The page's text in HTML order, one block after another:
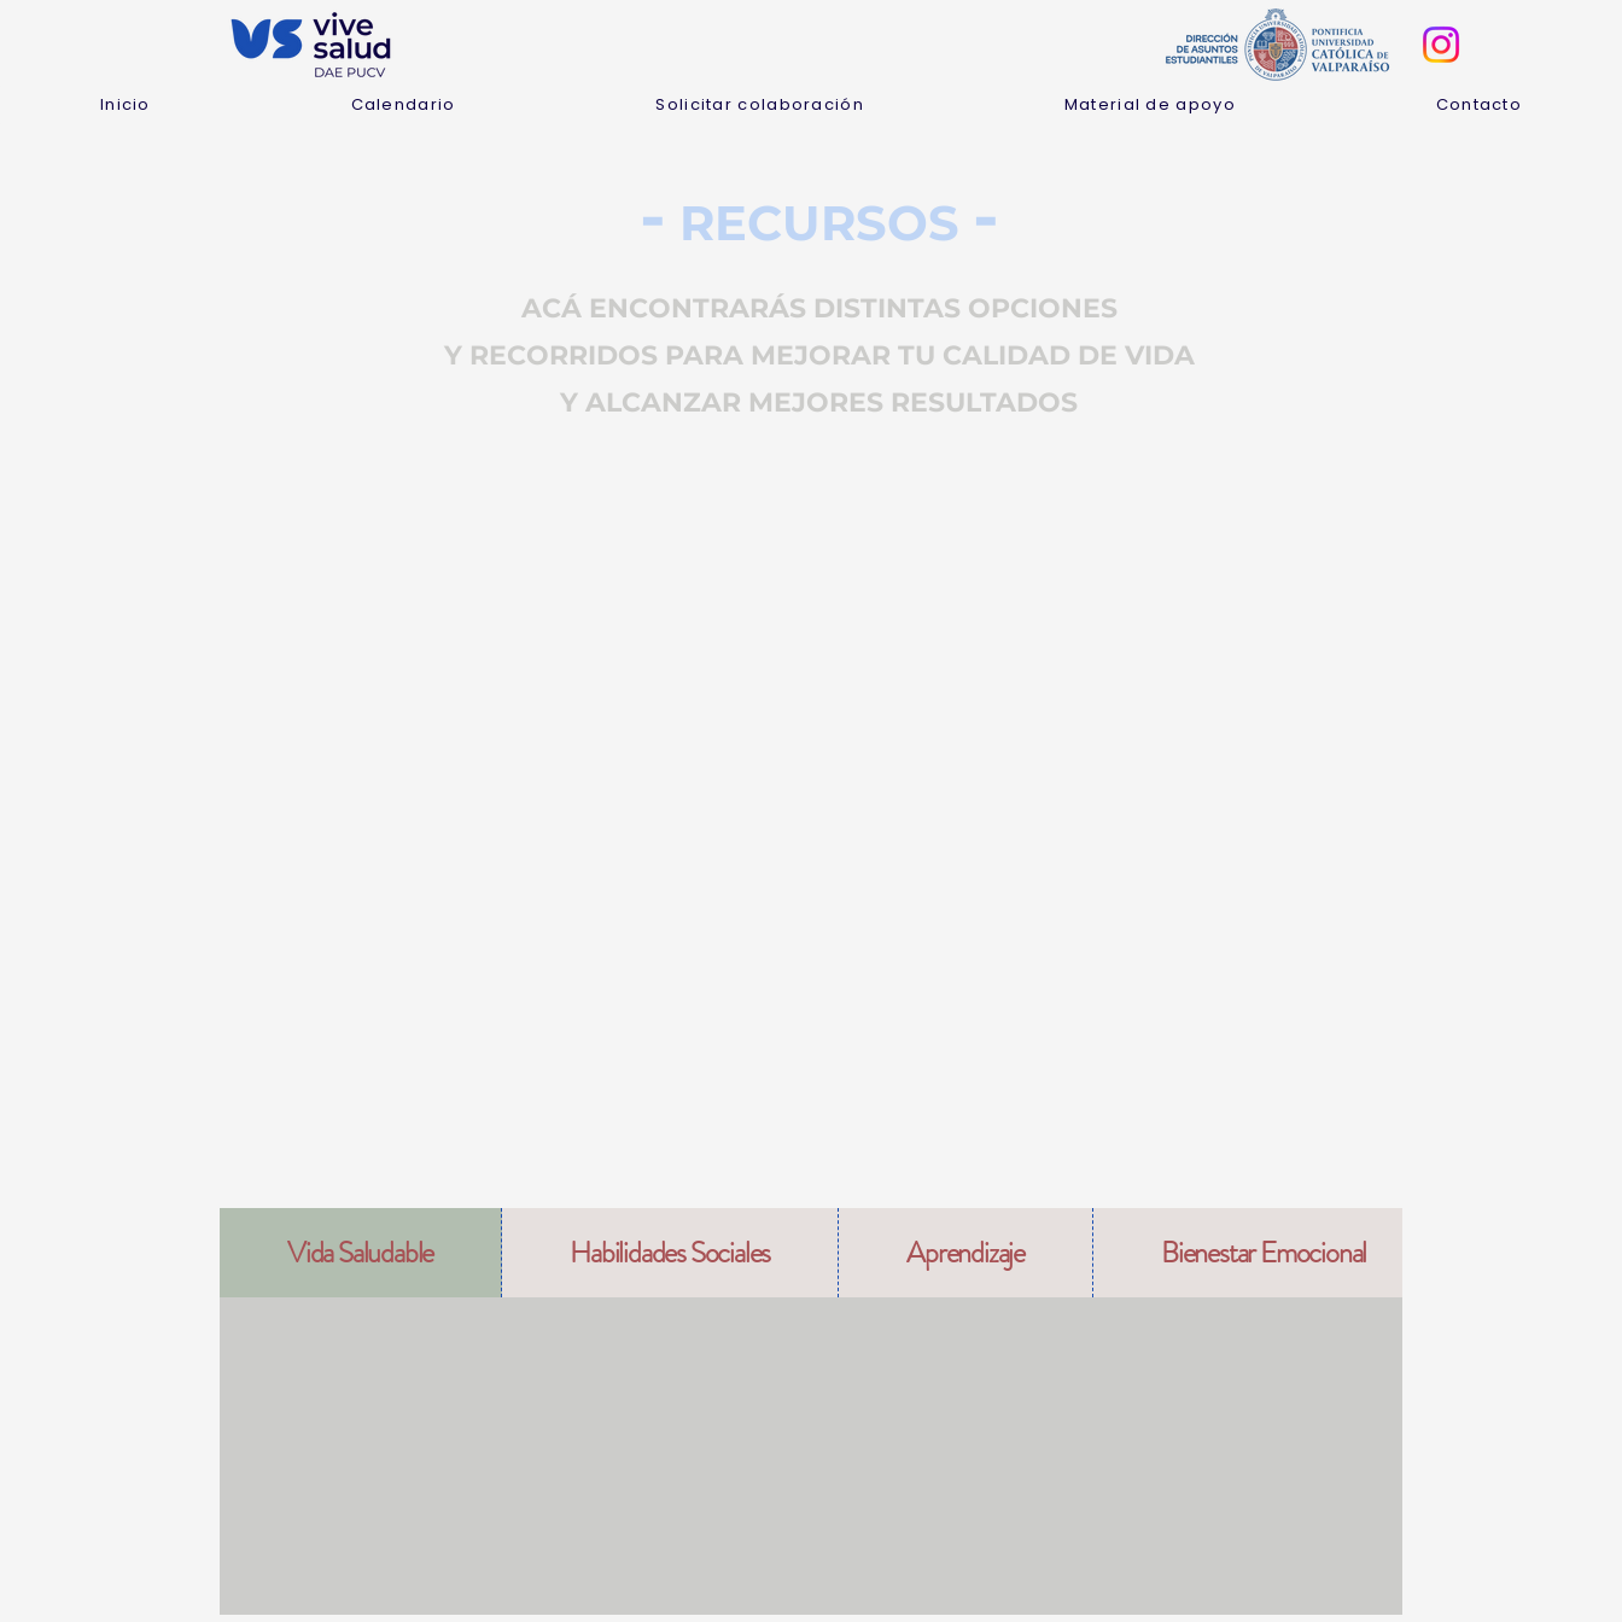
Inicio Calendario Solicitar colaboración Material de apoyo Contacto
- RECURSOS -
ACÁ ENCONTRARÁS DISTINTAS OPCIONES
Y RECORRIDOS PARA MEJORAR TU CALIDAD DE VIDA
Y ALCANZAR MEJORES RESULTADOS
Vida Saludable Habilidades Sociales Aprendizaje Bienestar Emocional